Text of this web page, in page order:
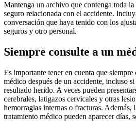
Mantenga un archivo que contenga toda
seguro relacionada con el accidente.
conversación que haya tenido con los
seguros y otro personal.
Siempre consulte a un
Es importante tener en cuenta que siempre
médico después de un accidente, incluso
resultado herido. A veces pueden
cerebrales, latigazos cervicales y otras
hemorragias internas o fracturas. Además,
tratamiento médico pueden aparecer días,